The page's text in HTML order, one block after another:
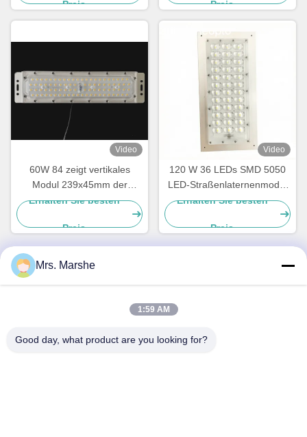
Preis Preis
Video
60W 84 zeigt vertikales
Modul 239x45mm der
Straßenlaterne-SMD3030
Erhalten Sie besten
Preis
Video
120 W 36 LEDs SMD 5050
LED-Straßenlaternenmodul
mit Abstrahlwinkellinse Typ
Erhalten Sie besten
Preis
Schnelle Kontaktaufnahme
Room7E, blockieren A, Gebäude Binfen Shiji, Longxiang-
Mrs. Marshe
1:59 AM
Good day, what product are you looking for?